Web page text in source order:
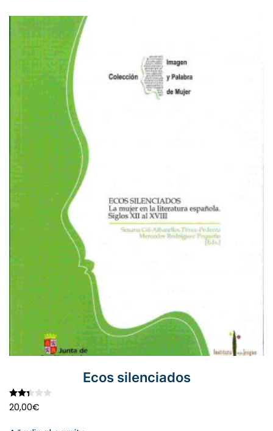
Ecos silenciados
Valorado con2.33de 5
20,00€
Añadir al carrito